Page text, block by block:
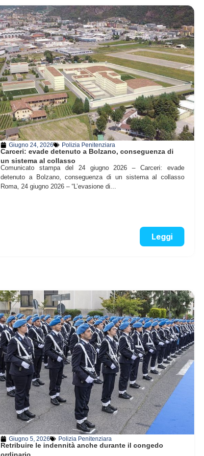
Giugno 24, 2026 Polizia Penitenziara
Carceri: evade detenuto a Bolzano, conseguenza di
un sistema al collasso
Comunicato stampa del 24 giugno 2026 – Carceri: evade
detenuto a Bolzano, conseguenza di un sistema al collasso
Roma, 24 giugno 2026 – “L’evasione di...
Leggi
Giugno 5, 2026 Polizia Penitenziara
Retribuire le indennità anche durante il congedo